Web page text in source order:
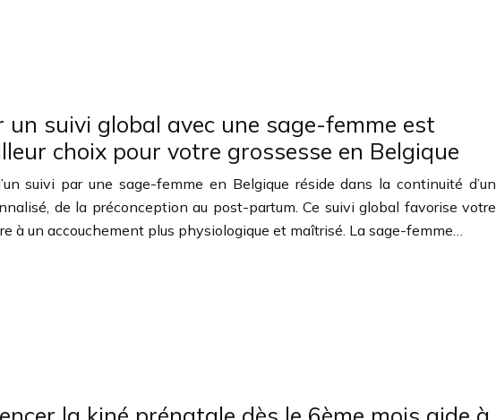
un suivi global avec une sage-femme est
choix pour votre grossesse en Belgique
suivi par une sage-femme en Belgique réside dans la continuité d’un
de la préconception au post-partum. Ce suivi global favorise votre
à un accouchement plus physiologique et maîtrisé. La sage-femme…